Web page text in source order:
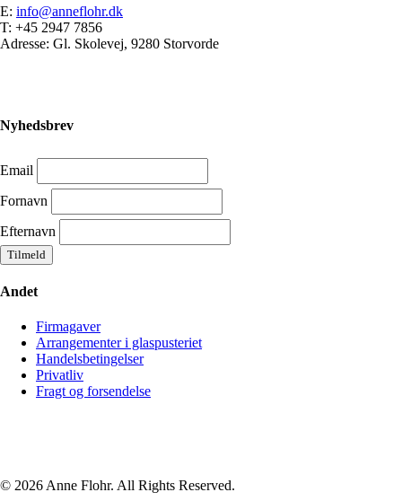
E: info@anneflohr.dk
T: +45 2947 7856
Adresse: Gl. Skolevej, 9280 Storvorde
Nyhedsbrev
Email
Fornavn
Efternavn
Andet
Firmagaver
Arrangementer i glaspusteriet
Handelsbetingelser
Privatliv
Fragt og forsendelse
© 2026 Anne Flohr. All Rights Reserved.